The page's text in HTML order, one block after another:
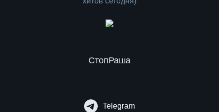
СтопРаша
Telegram